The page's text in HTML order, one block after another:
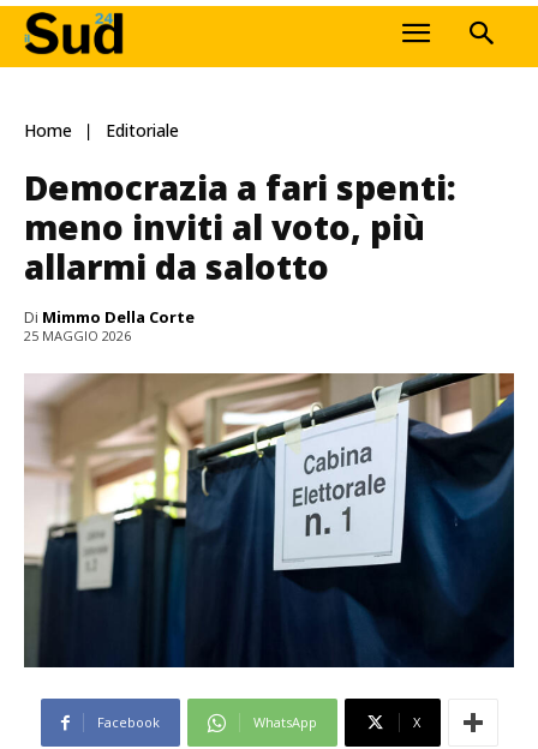
Home Editoriale
Democrazia a fari spenti:
meno inviti al voto, più
allarmi da salotto
Di Mimmo Della Corte
25 MAGGIO 2026
Facebook WhatsApp X